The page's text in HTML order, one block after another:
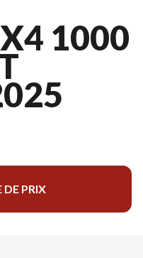
1000
PRIX